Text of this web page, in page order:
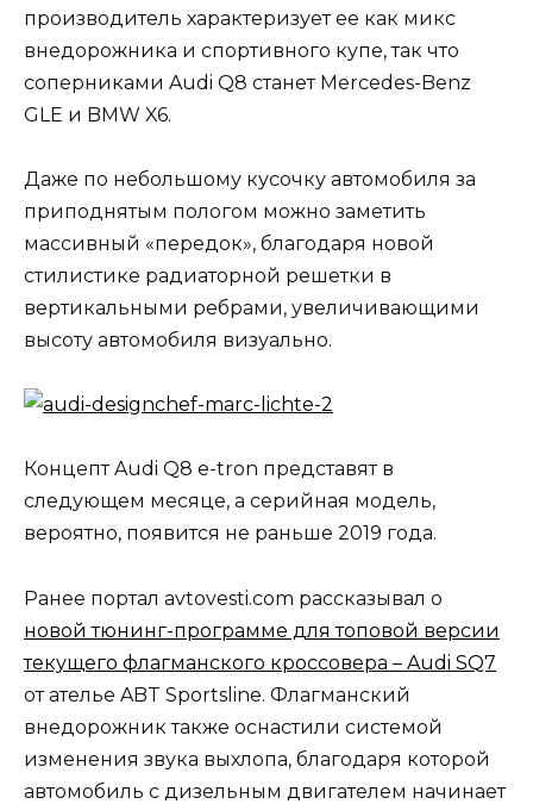
производитель характеризует ее как микс
внедорожника и спортивного купе, так что
соперниками Audi Q8 станет Mercedes-Benz
GLE и BMW X6.
Даже по небольшому кусочку автомобиля за
приподнятым пологом можно заметить
массивный «передок», благодаря новой
стилистике радиаторной решетки в
вертикальными ребрами, увеличивающими
высоту автомобиля визуально.
Концепт Audi Q8 e-tron представят в
следующем месяце, а серийная модель,
вероятно, появится не раньше 2019 года.
Ранее портал avtovesti.com рассказывал о
новой тюнинг-программе для топовой версии
текущего флагманского кроссовера – Audi SQ7
от ателье ABT Sportsline. Флагманский
внедорожник также оснастили системой
изменения звука выхлопа, благодаря которой
автомобиль с дизельным двигателем начинает